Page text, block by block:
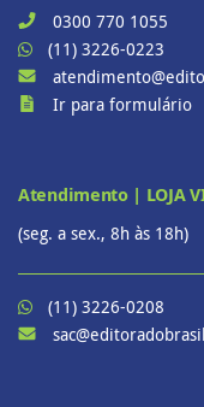
0300 770 1055
(11) 3226-0223
Ir para formulário
Atendimento | LOJA
(seg. a sex., 8h às 18h)
(11) 3226-0208